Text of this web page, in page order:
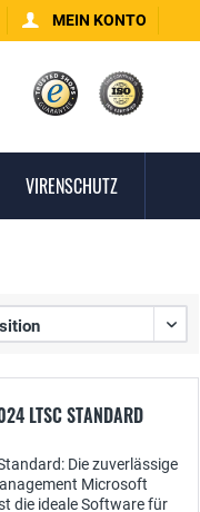
MEIN KONTO
VIRENSCHUTZ
LTSC STANDARD
Die zuverlässige
Microsoft
die ideale Software für